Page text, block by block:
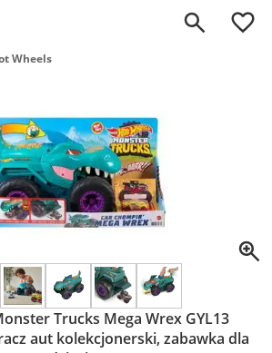
0
Wheels
Trucks Mega Wrex GYL13
aut kolekcjonerski, zabawka dla